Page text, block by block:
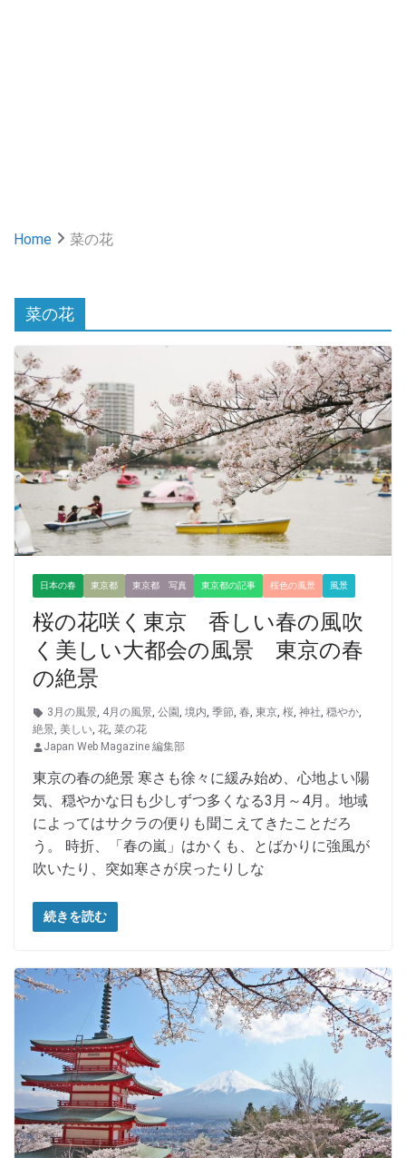
Home 菜の花
菜の花
日本の春 東京都 東京都 写真 東京都の記事 桜色の風景 風景
桜の花咲く東京 香しい春の風吹
く美しい大都会の風景 東京の春
の絶景
3月の風景, 4月の風景, 公園, 境内, 季節, 春, 東京, 桜, 神社, 穏やか,
絶景, 美しい, 花, 菜の花
Japan Web Magazine 編集部
東京の春の絶景 寒さも徐々に緩み始め、心地よい陽
気、穏やかな日も少しずつ多くなる3月～4月。地域
によってはサクラの便りも聞こえてきたことだろ
う。 時折、「春の嵐」はかくも、とばかりに強風が
吹いたり、突如寒さが戻ったりしな
続きを読む